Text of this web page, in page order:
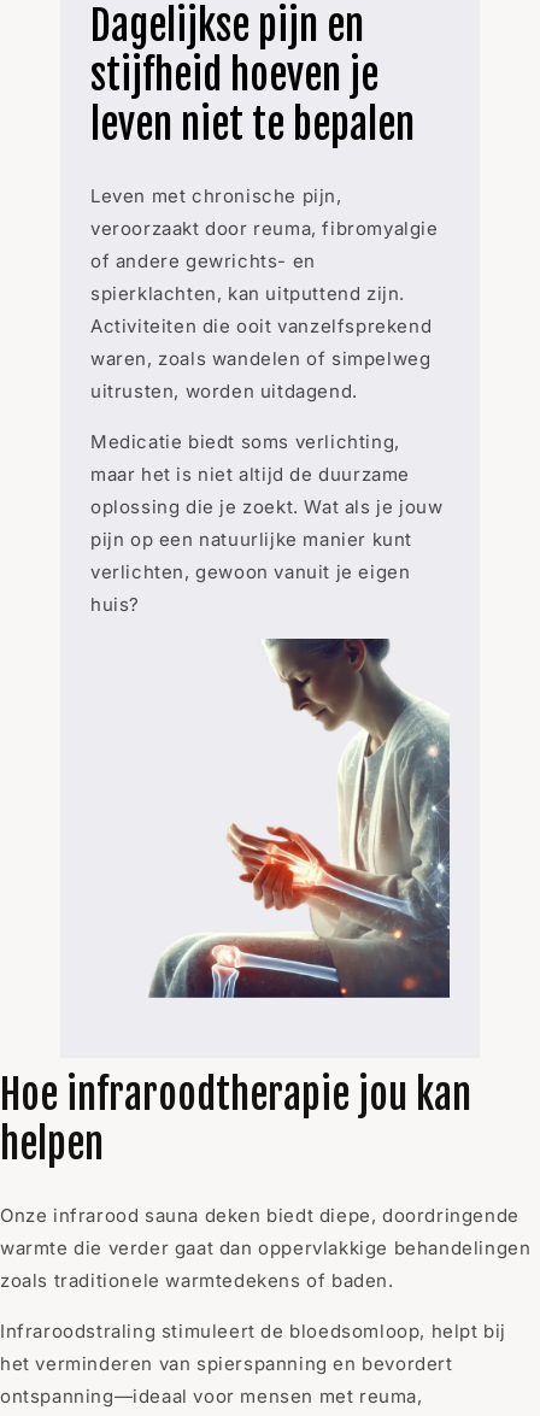
Dagelijkse pijn en
stijfheid hoeven je
leven niet te bepalen
Leven met chronische pijn,
veroorzaakt door reuma, fibromyalgie
of andere gewrichts- en
spierklachten, kan uitputtend zijn.
Activiteiten die ooit vanzelfsprekend
waren, zoals wandelen of simpelweg
uitrusten, worden uitdagend.
Medicatie biedt soms verlichting,
maar het is niet altijd de duurzame
oplossing die je zoekt. Wat als je jouw
pijn op een natuurlijke manier kunt
verlichten, gewoon vanuit je eigen
huis?
Hoe infraroodtherapie jou kan
helpen
Onze infrarood sauna deken biedt diepe, doordringende
warmte die verder gaat dan oppervlakkige behandelingen
zoals traditionele warmtedekens of baden.
Infraroodstraling stimuleert de bloedsomloop, helpt bij
het verminderen van spierspanning en bevordert
ontspanning—ideaal voor mensen met reuma,